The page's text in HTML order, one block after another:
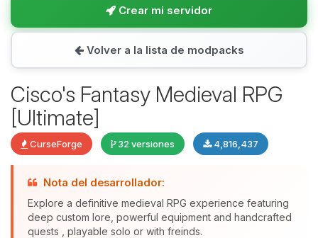
Crear mi servidor
Volver a la lista de modpacks
Cisco's Fantasy Medieval RPG
[Ultimate]
CurseForge 32 versiones 4,816,437
Nota del desarrollador:
Explore a definitive medieval RPG experience featuring
deep custom lore, powerful equipment and handcrafted
quests , playable solo or with freinds.